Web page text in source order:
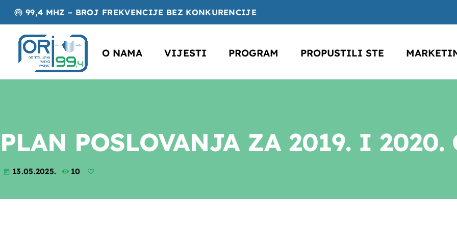
wifi_tethering 99,4 MHZ – BROJ FREKVENCIJE BEZ KONKURENCIJE
O NAMA VIJESTI PROGRAM PROPUSTILI STE
PLAN POSLOVANJA ZA 2019. I 2020.
today 13.05.2025. 10